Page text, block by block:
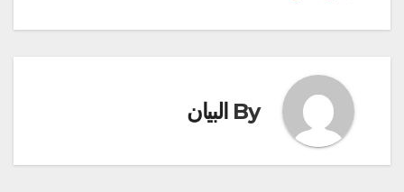
By البيان